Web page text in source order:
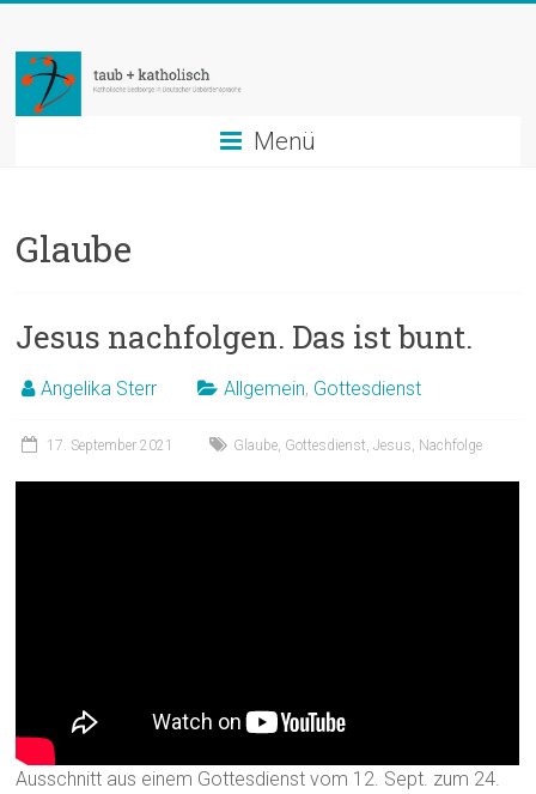
springen
taub
+
katholisch
in
Menü
Glaube
Jesus nachfolgen. Das ist bunt.
Angelika Sterr Allgemein, Gottesdienst
17. September 2021 Glaube Gottesdienst ,Jesus Nachfolge
Ausschnitt aus einem Gottesdienst vom 12. Sept. zum 24.